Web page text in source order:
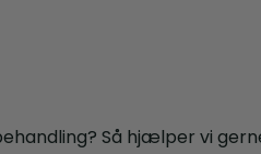
Så hjælper vi